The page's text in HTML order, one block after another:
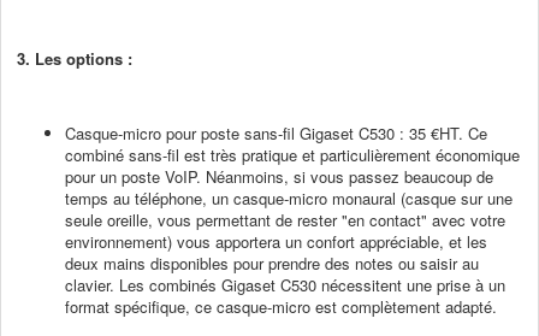
3. Les options :
Casque-micro pour poste sans-fil Gigaset C530 : 35 €HT. Ce
combiné sans-fil est très pratique et particulièrement économique
pour un poste VoIP. Néanmoins, si vous passez beaucoup de
temps au téléphone, un casque-micro monaural (casque sur une
seule oreille, vous permettant de rester "en contact" avec votre
environnement) vous apportera un confort appréciable, et les
deux mains disponibles pour prendre des notes ou saisir au
clavier. Les combinés Gigaset C530 nécessitent une prise à un
format spécifique, ce casque-micro est complètement adapté.